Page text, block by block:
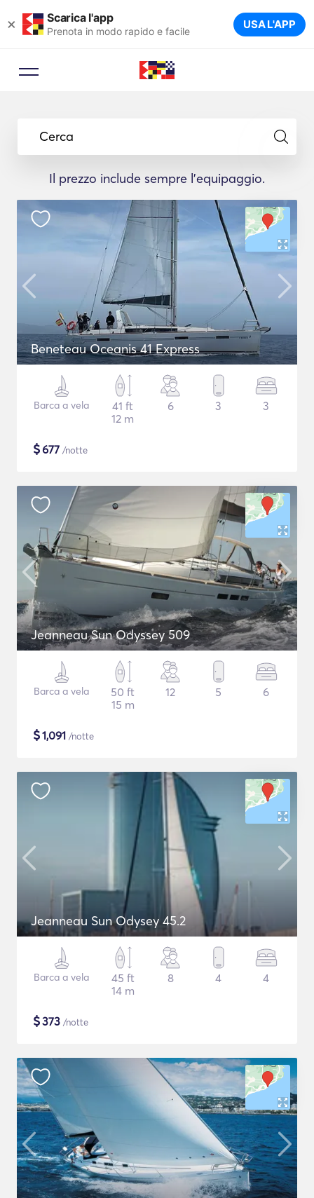
× Scarica l'app
Prenota in modo rapido e facile USA L'APP
Cerca
Il prezzo include sempre l'equipaggio.
Beneteau Oceanis 41 Express
Barca a vela
41 ft
12 m
6 3 3
$677 /notte
Jeanneau Sun Odyssey 509
Barca a vela
50 ft
15 m
12 5 6
$1,091 /notte
Jeanneau Sun Odysey 45.2
Barca a vela
45 ft
14 m
8 4 4
$373 /notte